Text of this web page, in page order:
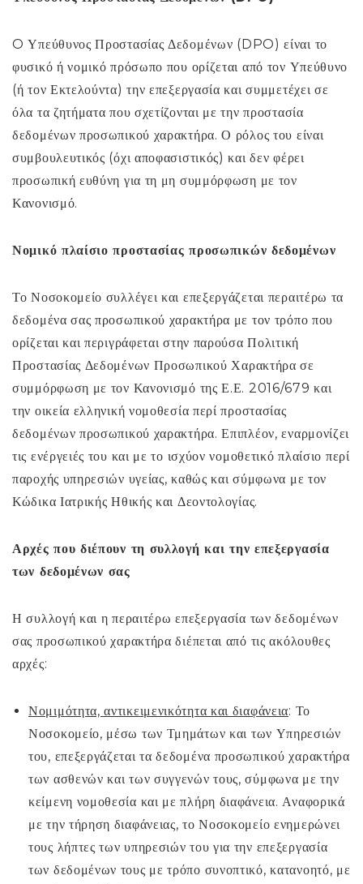
O Υπεύθυνος Προστασίας Δεδομένων (DPO) είναι το
φυσικό ή νομικό πρόσωπο που ορίζεται από τον Υπεύθυνο
(ή τον Εκτελούντα) την επεξεργασία και συμμετέχει σε
όλα τα ζητήματα που σχετίζονται με την προστασία
δεδομένων προσωπικού χαρακτήρα. Ο ρόλος του είναι
συμβουλευτικός (όχι αποφασιστικός) και δεν φέρει
προσωπική ευθύνη για τη μη συμμόρφωση με τον
Κανονισμό.
Νομικό πλαίσιο προστασίας προσωπικών δεδομένων
Το Νοσοκομείο συλλέγει και επεξεργάζεται περαιτέρω τα
δεδομένα σας προσωπικού χαρακτήρα με τον τρόπο που
ορίζεται και περιγράφεται στην παρούσα Πολιτική
Προστασίας Δεδομένων Προσωπικού Χαρακτήρα σε
συμμόρφωση με τον Κανονισμό της Ε.Ε. 2016/679 και
την οικεία ελληνική νομοθεσία περί προστασίας
δεδομένων προσωπικού χαρακτήρα. Επιπλέον, εναρμονίζει
τις ενέργειές του και με το ισχύον νομοθετικό πλαίσιο περί
παροχής υπηρεσιών υγείας, καθώς και σύμφωνα με τον
Κώδικα Ιατρικής Ηθικής και Δεοντολογίας.
Αρχές που διέπουν τη συλλογή και την επεξεργασία
των δεδομένων σας
Η συλλογή και η περαιτέρω επεξεργασία των δεδομένων
σας προσωπικού χαρακτήρα διέπεται από τις ακόλουθες
αρχές:
Νομιμότητα, αντικειμενικότητα και διαφάνεια: Το
Νοσοκομείο, μέσω των Τμημάτων και των Υπηρεσιών
του, επεξεργάζεται τα δεδομένα προσωπικού χαρακτήρα
των ασθενών και των συγγενών τους, σύμφωνα με την
κείμενη νομοθεσία και με πλήρη διαφάνεια. Αναφορικά
με την τήρηση διαφάνειας, το Νοσοκομείο ενημερώνει
τους λήπτες των υπηρεσιών του για την επεξεργασία
των δεδομένων τους με τρόπο συνοπτικό, κατανοητό, με